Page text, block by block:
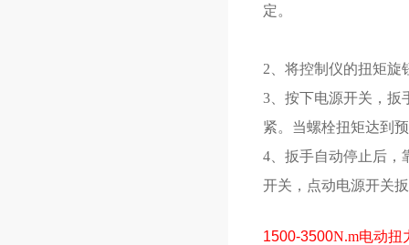
定。
2、将控制仪的扭矩旋
3、按下电源开关，扳
紧。当螺栓扭矩达到
4、扳手自动停止后，
开关，点动电源开关
1500-3500N.m电动扭